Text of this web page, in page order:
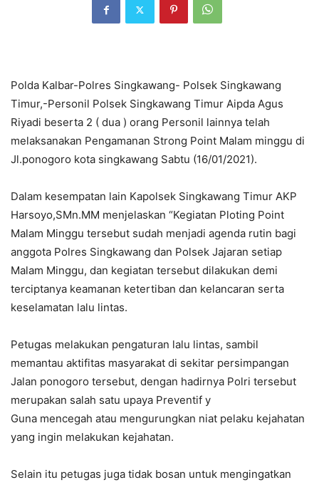
Polda Kalbar-Polres Singkawang- Polsek Singkawang
Timur,-Personil Polsek Singkawang Timur Aipda Agus
Riyadi beserta 2 ( dua ) orang Personil lainnya telah
melaksanakan Pengamanan Strong Point Malam minggu di
Jl.ponogoro kota singkawang Sabtu (16/01/2021).
Dalam kesempatan lain Kapolsek Singkawang Timur AKP
Harsoyo,SMn.MM menjelaskan “Kegiatan Ploting Point
Malam Minggu tersebut sudah menjadi agenda rutin bagi
anggota Polres Singkawang dan Polsek Jajaran setiap
Malam Minggu, dan kegiatan tersebut dilakukan demi
terciptanya keamanan ketertiban dan kelancaran serta
keselamatan lalu lintas.
Petugas melakukan pengaturan lalu lintas, sambil
memantau aktifitas masyarakat di sekitar persimpangan
Jalan ponogoro tersebut, dengan hadirnya Polri tersebut
merupakan salah satu upaya Preventif y
Guna mencegah atau mengurungkan niat pelaku kejahatan
yang ingin melakukan kejahatan.
Selain itu petugas juga tidak bosan untuk mengingatkan